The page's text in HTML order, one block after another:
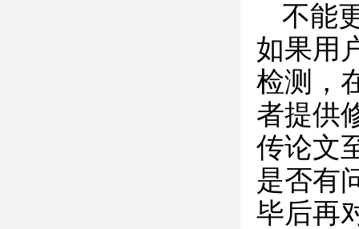
不能
如果用
检测，
者提供
传论文
是否有
毕后再